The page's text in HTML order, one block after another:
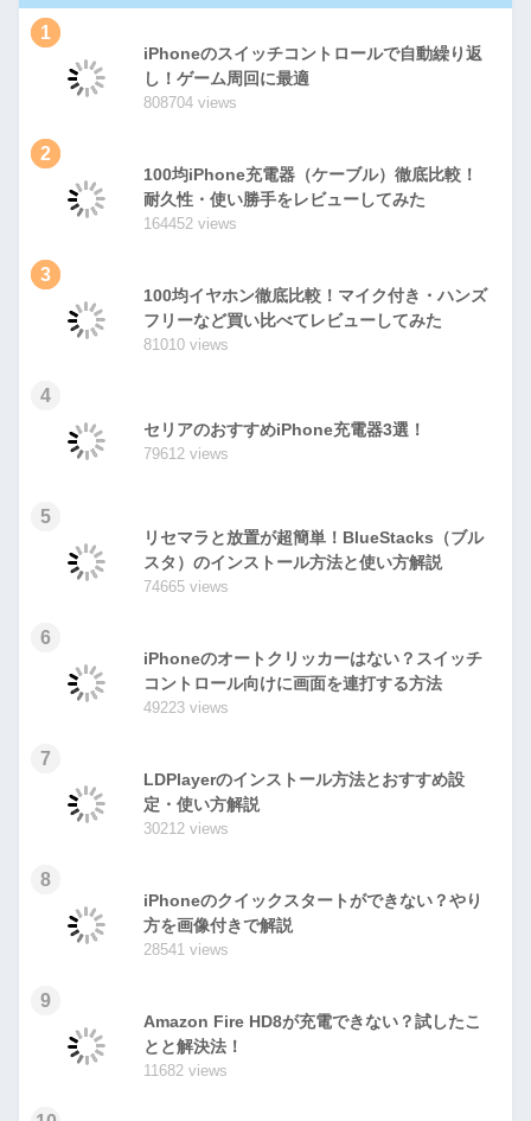
1
iPhoneのスイッチコントロールで自動繰り返
し！ゲーム周回に最適
808704 views
2
100均iPhone充電器（ケーブル）徹底比較！
耐久性・使い勝手をレビューしてみた
164452 views
3
100均イヤホン徹底比較！マイク付き・ハンズ
フリーなど買い比べてレビューしてみた
81010 views
4
セリアのおすすめiPhone充電器3選！
79612 views
5
リセマラと放置が超簡単！BlueStacks（ブル
スタ）のインストール方法と使い方解説
74665 views
6
iPhoneのオートクリッカーはない？スイッチ
コントロール向けに画面を連打する方法
49223 views
7
LDPlayerのインストール方法とおすすめ設
定・使い方解説
30212 views
8
iPhoneのクイックスタートができない？やり
方を画像付きで解説
28541 views
9
Amazon Fire HD8が充電できない？試したこ
とと解決法！
11682 views